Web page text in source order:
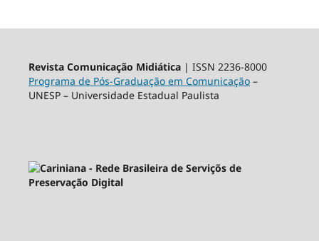
Revista Comunicação Midiática| ISSN 2236-8000
Programa de Pós-Graduação em Comunicação–
UNESP – Universidade Estadual Paulista